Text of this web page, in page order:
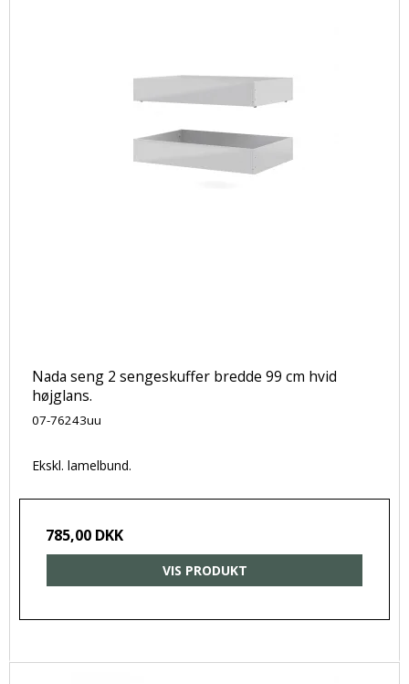
Nada seng 2 sengeskuffer bredde 99 cm hvid
højglans.
07-76243uu
Ekskl. lamelbund.
785,00 DKK
VIS PRODUKT